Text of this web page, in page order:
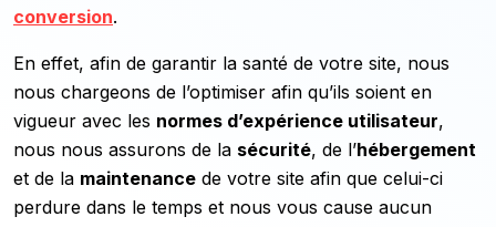
conversion.
En effet, afin de garantir la santé de votre site, nous
nous chargeons de l’optimiser afin qu’ils soient en
vigueur avec les normes d’expérience utilisateur,
nous nous assurons de la sécurité, de l’hébergement
et de la maintenance de votre site afin que celui-ci
perdure dans le temps et nous vous cause aucun